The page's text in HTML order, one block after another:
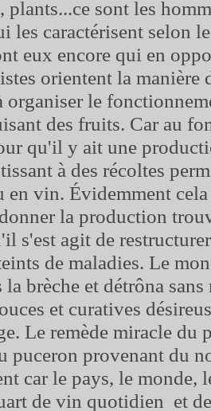
sont les
les caractérisent selon
eux encore qui en
orientent la manière
organiser le
des fruits. Car au
qu'il y ait une
à des récoltes
en vin. Évidemment
la production
s'est agit de
de maladies. Le
brèche et détrôna sans
et curatives
Le remède miracle du
puceron provenant du
car le pays, le monde,
de vin quotidien et